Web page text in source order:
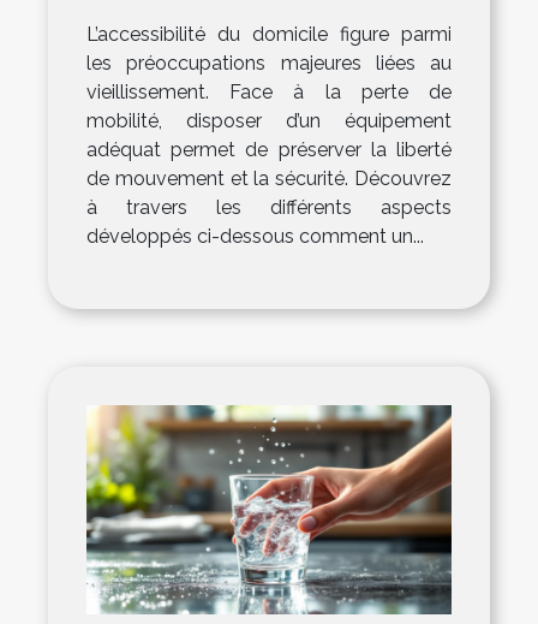
L’accessibilité du domicile figure parmi
les préoccupations majeures liées au
vieillissement. Face à la perte de
mobilité, disposer d’un équipement
adéquat permet de préserver la liberté
de mouvement et la sécurité. Découvrez
à travers les différents aspects
développés ci-dessous comment un...